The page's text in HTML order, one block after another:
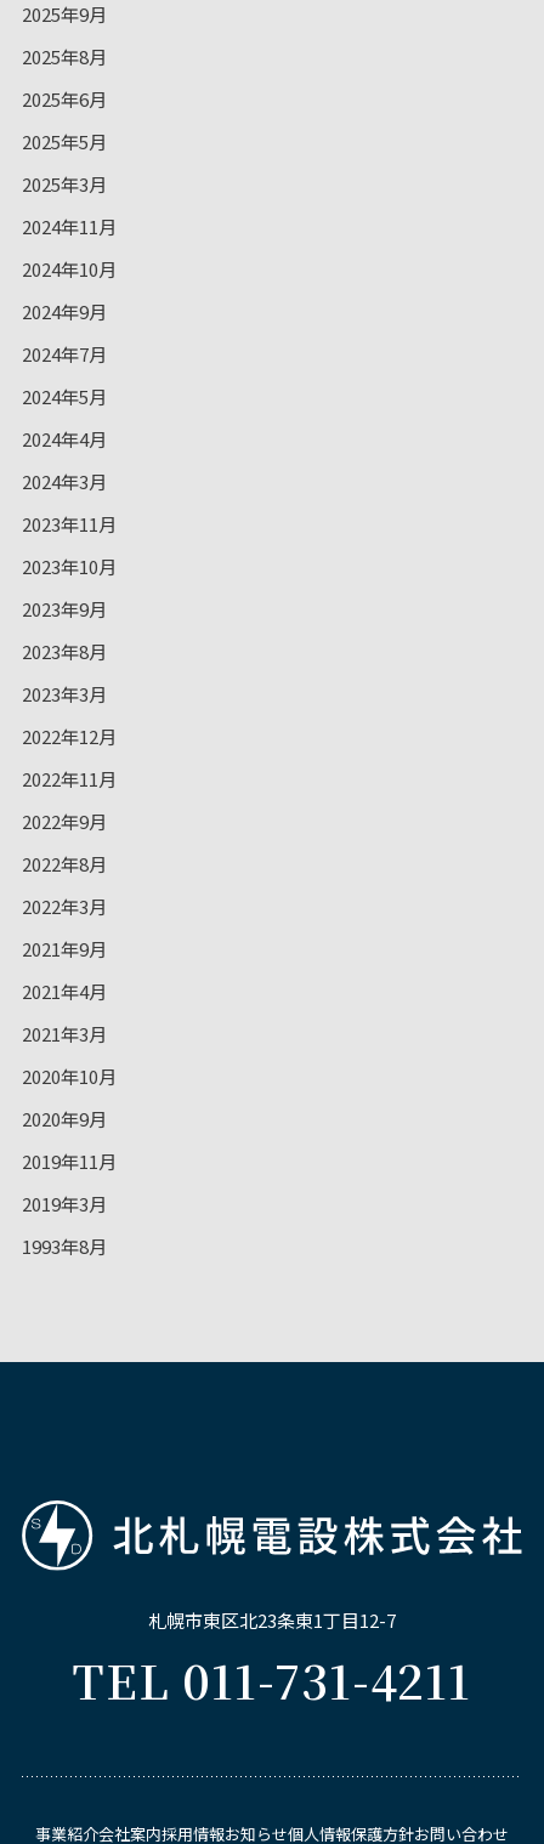
2025年9月
2025年8月
2025年6月
2025年5月
2025年3月
2024年11月
2024年10月
2024年9月
2024年7月
2024年5月
2024年4月
2024年3月
2023年11月
2023年10月
2023年9月
2023年8月
2023年3月
2022年12月
2022年11月
2022年9月
2022年8月
2022年3月
2021年9月
2021年4月
2021年3月
2020年10月
2020年9月
2019年11月
2019年3月
1993年8月
札幌市東区北23条東1丁目12-7
TEL 011-731-4211
事業紹介会社案内採用情報お知らせ個⼈情報保護⽅針お問い合わせ